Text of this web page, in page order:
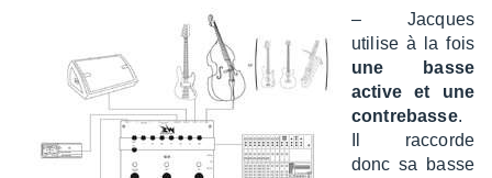
– Jacques
utilise à la fois
une basse
active et une
contre­basse.
Il raccorde
donc sa basse